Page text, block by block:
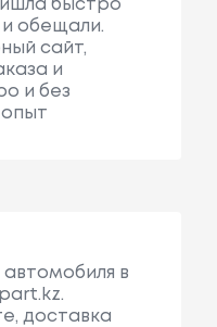
быстро
и обещали.
сайт,
и
и без
автомобиля в
доставка